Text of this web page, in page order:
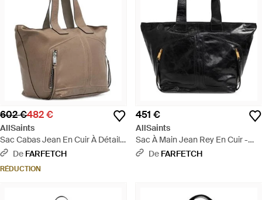
602 €482 €
AllSaints
Sac Cabas Jean En Cuir À Détails
Zippés - Neutre
De FARFETCH
RÉDUCTION
451 €
AllSaints
Sac À Main Jean Rey En Cuir -
NoirDe FARFETCH